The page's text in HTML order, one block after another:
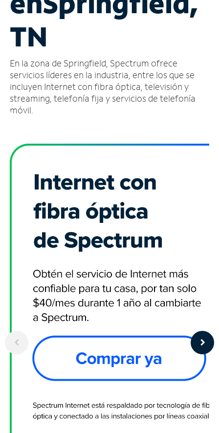
cuenta
Encuentra
tienda
TN
En la zona de Springfield, Spectrum ofrece
servicios líderes en la industria, entre los que se
incluyen Internet con fibra óptica, televisión y
streaming, telefonía fija y servicios de telefonía
móvil.